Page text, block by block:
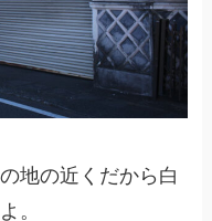
地の近くだから白
。